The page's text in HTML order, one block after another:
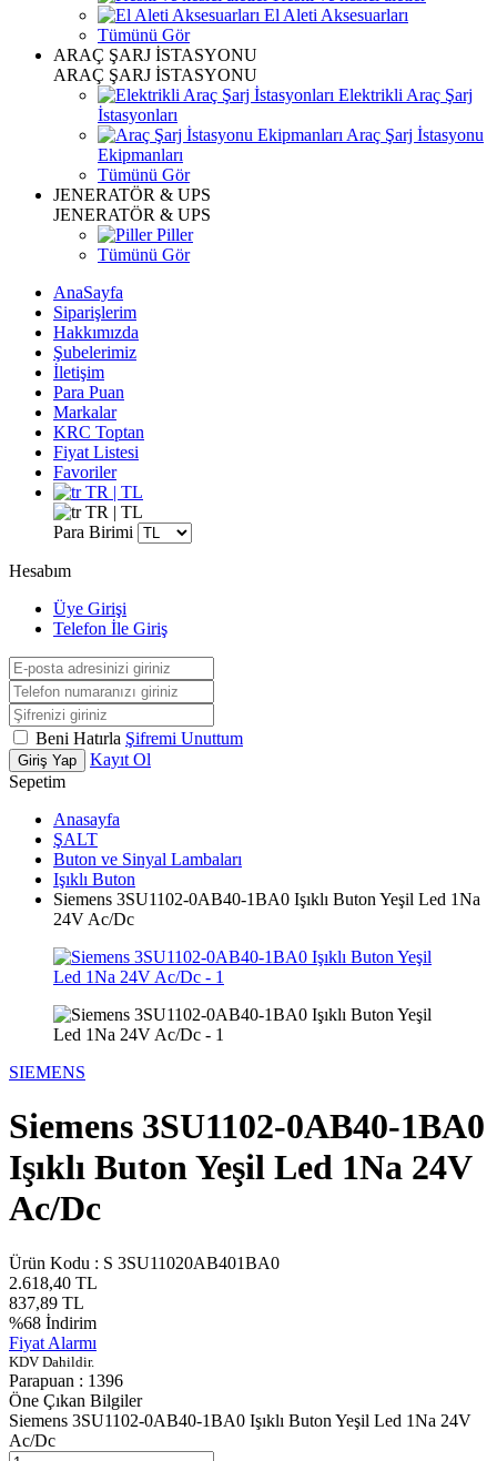
El Aleti Aksesuarları
Tümünü Gör
ARAÇ ŞARJ İSTASYONU
ARAÇ ŞARJ İSTASYONU
Elektrikli Araç Şarj
İstasyonları
Araç Şarj İstasyonu
Ekipmanları
Tümünü Gör
JENERATÖR & UPS
JENERATÖR & UPS
Piller
Tümünü Gör
AnaSayfa
Siparişlerim
Hakkımızda
Şubelerimiz
İletişim
Para Puan
Markalar
KRC Toptan
Fiyat Listesi
Favoriler
TR | TL
TR | TL
Para Birimi
Hesabım
Üye Girişi
Telefon İle Giriş
Beni Hatırla Şifremi Unuttum
Giriş Yap
Kayıt Ol
Sepetim
Anasayfa
ŞALT
Buton ve Sinyal Lambaları
Işıklı Buton
Siemens 3SU1102-0AB40-1BA0 Işıklı Buton Yeşil Led 1Na
24V Ac/Dc
SIEMENS
Siemens 3SU1102-0AB40-1BA0
Işıklı Buton Yeşil Led 1Na 24V
Ac/Dc
Ürün Kodu : S 3SU11020AB401BA0
2.618,40 TL
837,89 TL
%68 İndirim
Fiyat Alarmı
KDV Dahildir.
Parapuan : 1396
Öne Çıkan Bilgiler
Siemens 3SU1102-0AB40-1BA0 Işıklı Buton Yeşil Led 1Na 24V
Ac/Dc